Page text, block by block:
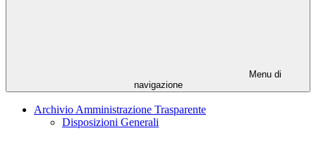
Menu di
navigazione
Archivio Amministrazione Trasparente
Disposizioni Generali